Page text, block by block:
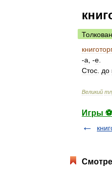
-а , -е
Стос до
Великий
Игры ⚽